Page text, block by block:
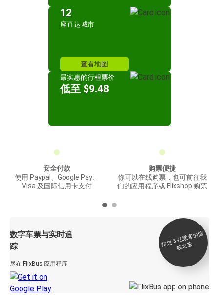
12
座直达城市
查看地图
最实惠的行程票价
低至 $9.48
安全付款
使用 Paypal、Google Pay、
Visa 及国际信用卡支付
购票便捷
你可以在线购票，也可前往我
们的应用程序或 Flixshop 购票
数字车票与实时追
踪
尽在 FlixBus 应用程序
超
过 5
亿
乘
客
的
信
赖
之
选